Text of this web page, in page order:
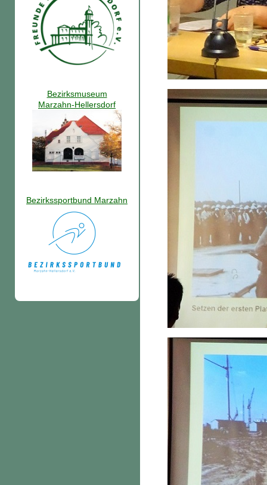
Bezirksmuseum
Marzahn-Hellersdorf
Bezirkssportbund Marzahn